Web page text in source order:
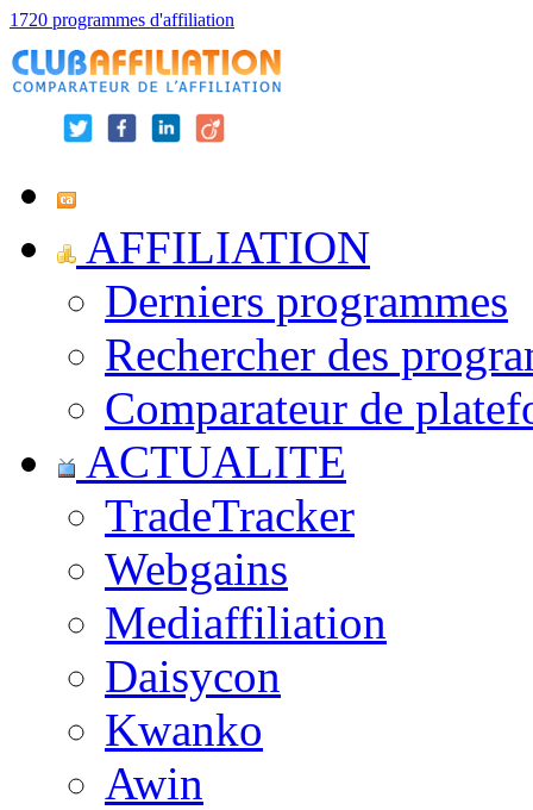
1720 programmes d'affiliation
AFFILIATION
Derniers programmes
Rechercher des
Comparateur de
ACTUALITE
TradeTracker
Webgains
Mediaffiliation
Daisycon
Kwanko
Awin